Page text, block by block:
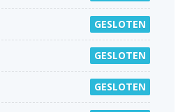
GESLOTEN
GESLOTEN
GESLOTEN